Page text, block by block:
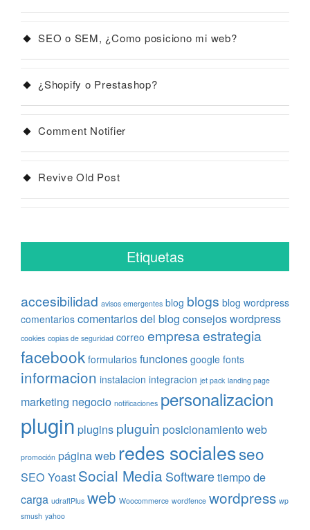
SEO o SEM, ¿Como posiciono mi web?
¿Shopify o Prestashop?
Comment Notifier
Revive Old Post
Etiquetas
accesibilidad avisos emergentes blog blogs blog wordpress
comentarios comentarios del blog consejos wordpress
cookies copias de seguridad correo empresaestrategia
facebook formularios funciones google fonts
informacion instalacion integracion jet pack landing page
marketing negocio notificaciones personalizacion
plugin plugins pluguin posicionamiento web
promoción página web redes socialesseo
SEO Yoast Social Media Softwaretiempo de
carga udraftPlus web Woocommerce wordfence wordpress wp
smush yahoo